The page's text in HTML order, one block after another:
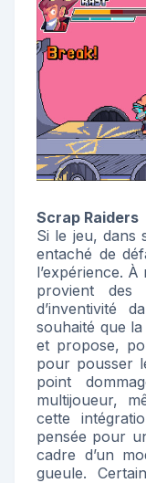
Scrap Raiders
Si le jeu, dans
entaché de
l’expérience.
provient des
d’inventivité
souhaité que
et propose,
pour pousser
point
multijoueur,
cette
pensée pour
cadre d’un
gueule.